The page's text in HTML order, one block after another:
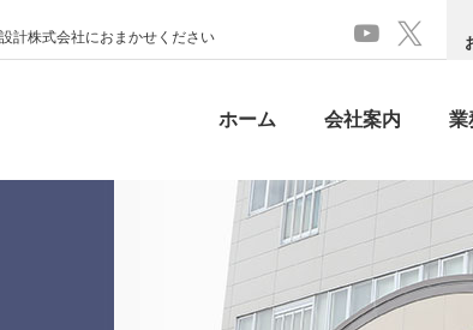
計株式会社におまかせください
ホーム 会社案内 業